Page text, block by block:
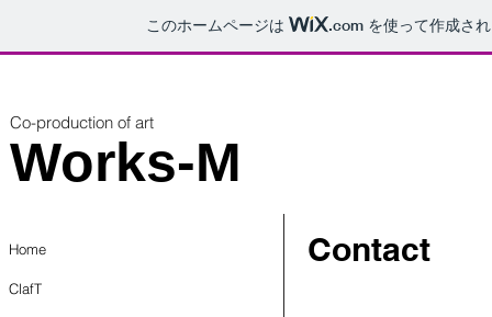
このホームページは .com を使って作成さ
Co-production of art
Works-M
Home
ClafT
Contact